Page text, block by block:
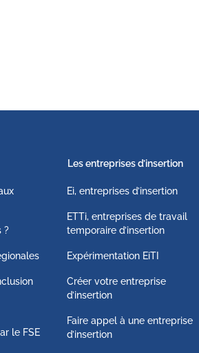
?
le FSE
Les entreprises d’insertion
Ei, entreprises d’insertion
ETTi, entreprises de travail
temporaire d’insertion
Expérimentation EiTI
Créer votre entreprise
d’insertion
Faire appel à une entreprise
d’insertion